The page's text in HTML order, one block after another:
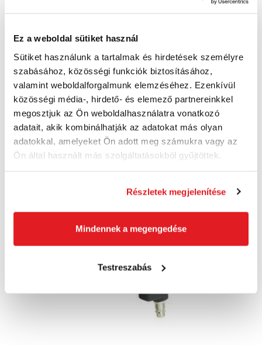
Ez a weboldal sütiket használ
Sütiket használunk a tartalmak és hirdetések személyre
szabásához, közösségi funkciók biztosításához,
valamint weboldalforgalmunk elemzéséhez. Ezenkívül
közösségi média-, hirdető- és elemező partnereinkkel
megosztjuk az Ön weboldalhasználatra vonatkozó
adatait, akik kombinálhatják az adatokat más olyan
adatokkal, amelyeket Ön adott meg számukra vagy az
Ön által használt más szolgáltatásokból gyűjtöttek.
Részletek megjelenítése
Mindennek a megengedése
Testreszabás
160132XSTN
12 350 Ft
9 340 Ft
7 360 Ft ÁFA nélkül
Rendelésre
Kosárba